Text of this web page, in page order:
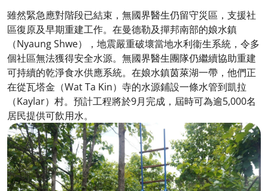
雖然緊急應對階段已結束，無國界醫生仍留守災區，支援社
區復原及早期重建工作。在曼德勒及撣邦南部的娘水鎮
（Nyaung Shwe），地震嚴重破壞當地水利衞生系統，令多
個社區無法獲得安全水源。無國界醫生團隊仍繼續協助重建
可持續的乾淨食水供應系統。在娘水鎮茵萊湖一帶，他們正
在從瓦塔金（Wat Ta Kin）寺的水源鋪設一條水管到凱拉
（Kaylar）村。預計工程將於9月完成，屆時可為逾5,000名
居民提供可飲用水。